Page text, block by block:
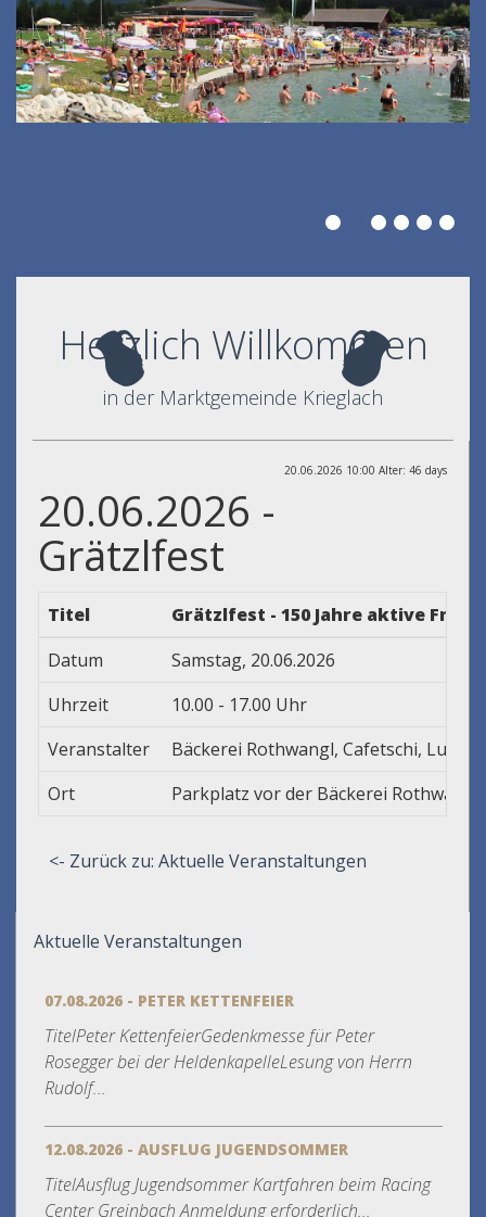
Herzlich Willkommen
in der Marktgemeinde Krieglach
20.06.2026 10:00 Alter: 46 days
20.06.2026 -
Grätzlfest
Titel
Grätzlfest - 150 Jahre aktive
Datum
Samstag, 20.06.2026
Uhrzeit
10.00 - 17.00 Uhr
Veranstalter
Bäckerei Rothwangl, Cafetschi,
Ort
Parkplatz vor der Bäckerei Rothwangl
<- Zurück zu: Aktuelle Veranstaltungen
Aktuelle Veranstaltungen
07.08.2026 - PETER KETTENFEIER
TitelPeter KettenfeierGedenkmesse für Peter
Rosegger bei der HeldenkapelleLesung von Herrn
Rudolf...
12.08.2026 - AUSFLUG JUGENDSOMMER
TitelAusflug Jugendsommer Kartfahren beim Racing
Center Greinbach Anmeldung erforderlich...